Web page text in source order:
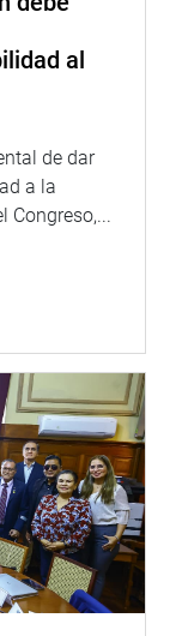
al
de dar
a la
Congreso,...